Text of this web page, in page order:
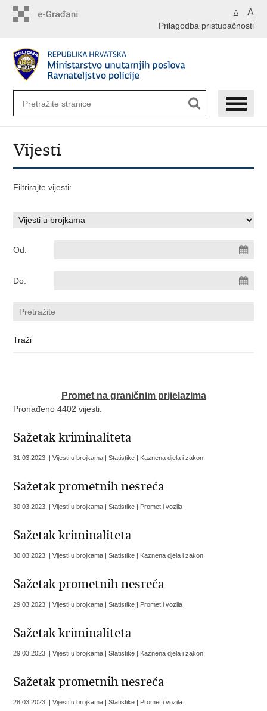
A A
Prilagodba pristupačnosti
Vijesti
Filtrirajte vijesti:
Od:
Do:
Promet na graničnim prijelazima
Pronađeno 4402 vijesti.
Sažetak kriminaliteta
31.03.2023. | Vijesti u brojkama | Statistike | Kaznena djela i zakon
Sažetak prometnih nesreća
30.03.2023. | Vijesti u brojkama | Statistike | Promet i vozila
Sažetak kriminaliteta
30.03.2023. | Vijesti u brojkama | Statistike | Kaznena djela i zakon
Sažetak prometnih nesreća
29.03.2023. | Vijesti u brojkama | Statistike | Promet i vozila
Sažetak kriminaliteta
29.03.2023. | Vijesti u brojkama | Statistike | Kaznena djela i zakon
Sažetak prometnih nesreća
28.03.2023. | Vijesti u brojkama | Statistike | Promet i vozila